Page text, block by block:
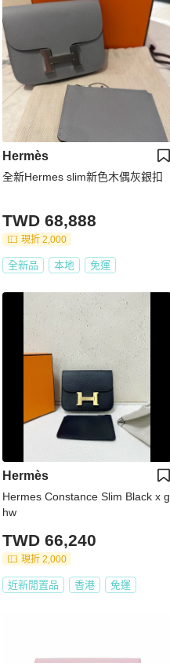
Hermès
全新Hermes slim新色木偶灰銀扣
TWD 68,888
現折 2,000
全新品 本地 免運
Hermès
Hermes Constance Slim Black x g
hw
TWD 66,240
現折 2,000
近新閒置品 香港 免運